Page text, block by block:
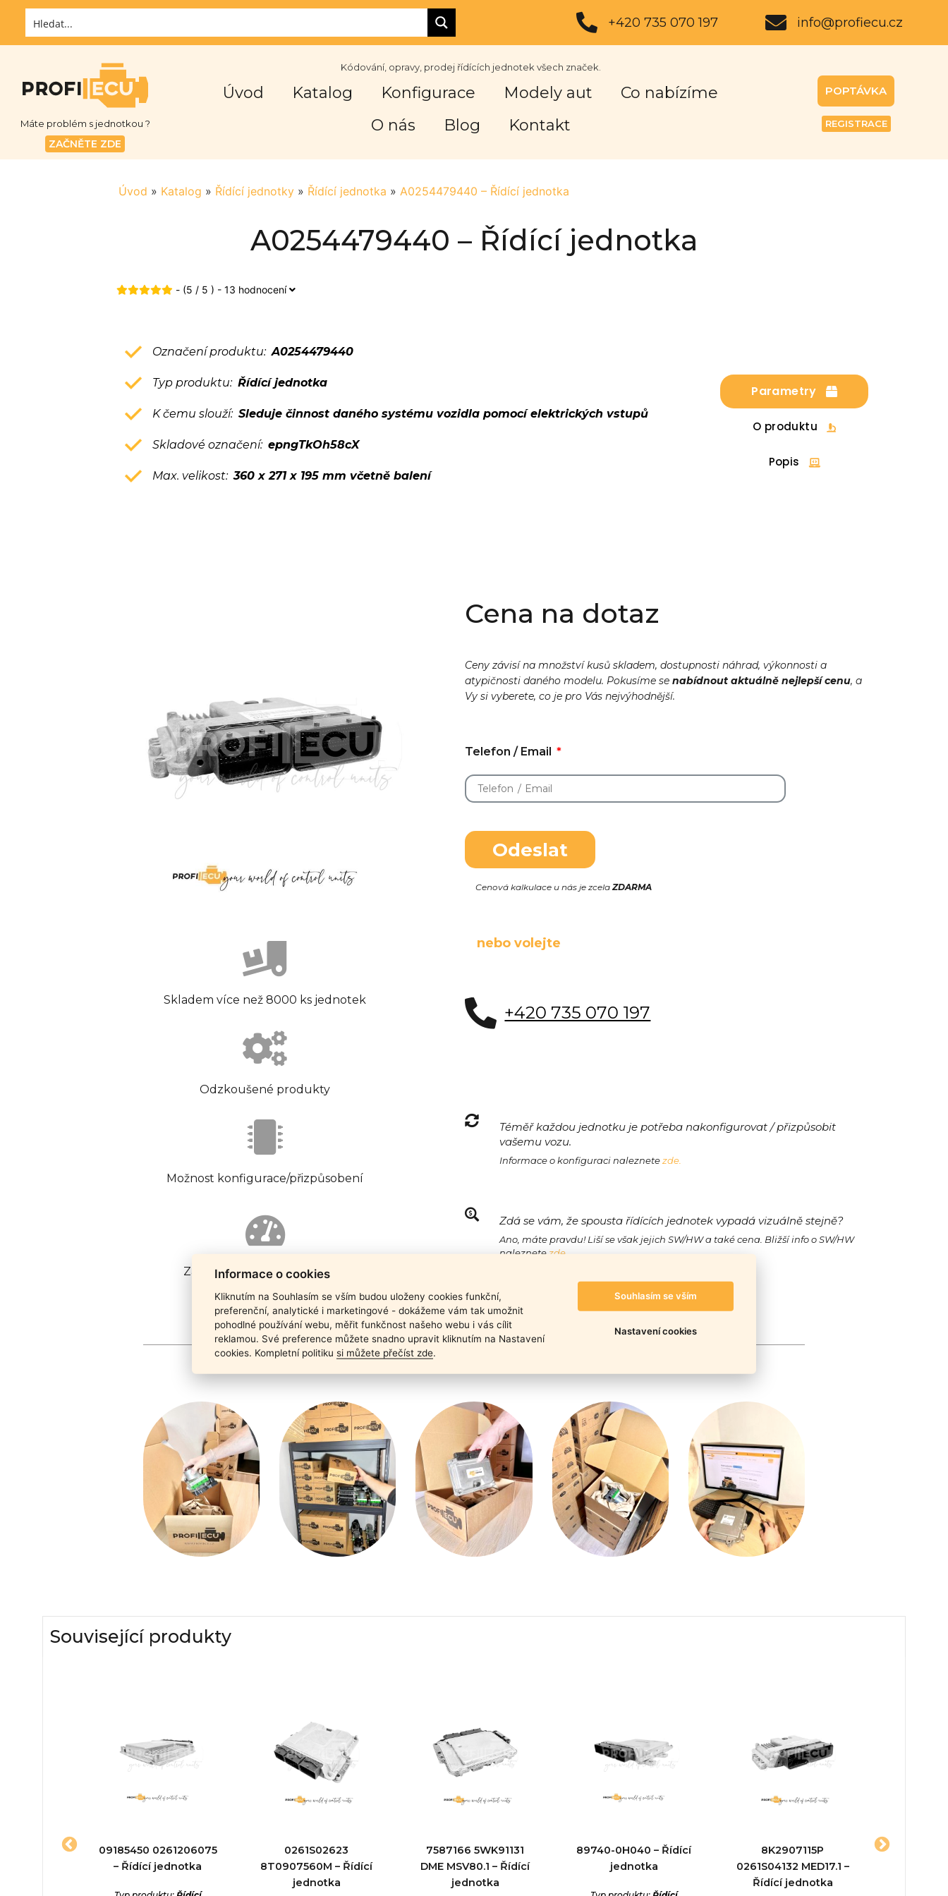
+420 735 070 197 info@profiecu.cz
Máte problém s jednotkou ?
ZAČNĚTE ZDE
Kódování, opravy, prodej řídících jednotek všech značek.
Úvod Katalog Konfigurace Modely aut
Co nabízíme
O nás
Blog Kontakt
POPTÁVKA
REGISTRACE
Úvod » Katalog » Řídící jednotky » Řídící jednotka » A0254479440 – Řídící jednotka
A0254479440 – Řídící jednotka
- (5 / 5 ) - 13 hodnocení
Parametry
O produktu
Popis
Označení produktu:A0254479440
Typ produktu: Řídící jednotka
K čemu slouží: Sleduje činnost daného systému vozidla pomocí elektrických vstupů
Skladové označení: epngTkOh58cX
Max. velikost:360 x 271 x 195 mm včetně balení
Skladem více než 8000 ks jednotek
Odzkoušené produkty
Možnost konfigurace/přizpůsobení
Záruka funkčnosti produktu
Cena na dotaz
Ceny závisí na množství kusů skladem, dostupnosti náhrad, výkonnosti a
atypičnosti daného modelu. Pokusíme senabídnout aktuálně nejlepší cenu, a
Vy si vyberete, co je pro Vás nejvýhodnější.
Telefon / Email
Odeslat
Cenová kalkulace u nás je zcelaZDARMA
nebo volejte
+420 735 070 197
Téměř každou jednotku je potřeba nakonfigurovat / přizpůsobit
vašemu vozu.
Informace o konfiguraci naleznetezde.
Zdá se vám, že spousta řídících jednotek vypadá vizuálně stejně?
Ano, máte pravdu! Liší se však jejich SW/HW a také cena. Bližší info o SW/HW
naleznete zde.
Související produkty
09185450 0261206075
– Řídící jednotka
0261S02623
8T0907560M – Řídící
jednotka
7587166 5WK91131
DME MSV80.1 – Řídící
jednotka
89740-0H040 – Řídící
jednotka
8K2907115P
0261S04132 MED17.1 –
Řídící jednotka
Informace o cookies
Kliknutím na Souhlasím se vším budou uloženy cookies funkční,
preferenční, analytické i marketingové - dokážeme vám tak umožnit
pohodlné používání webu, měřit funkčnost našeho webu i vás cílit
reklamou. Své preference můžete snadno upravit kliknutím na Nastavení
cookies. Kompletní politiku si můžete přečíst zde.
Souhlasím se vším
Nastavení cookies